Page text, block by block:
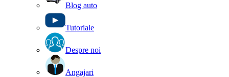
Blog auto
Tutoriale
Despre noi
Angajari